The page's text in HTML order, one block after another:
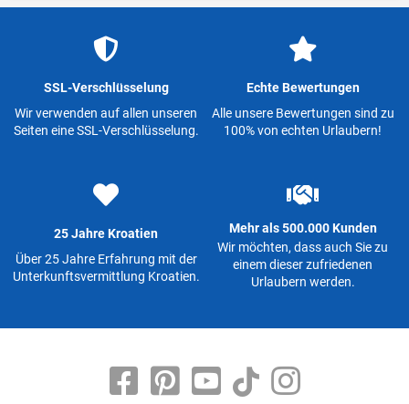
SSL-Verschlüsselung
Wir verwenden auf allen unseren
Seiten eine SSL-Verschlüsselung.
Echte Bewertungen
Alle unsere Bewertungen sind zu
100% von echten Urlaubern!
25 Jahre Kroatien
Über 25 Jahre Erfahrung mit der
Unterkunftsvermittlung Kroatien.
Mehr als 500.000 Kunden
Wir möchten, dass auch Sie zu
einem dieser zufriedenen
Urlaubern werden.